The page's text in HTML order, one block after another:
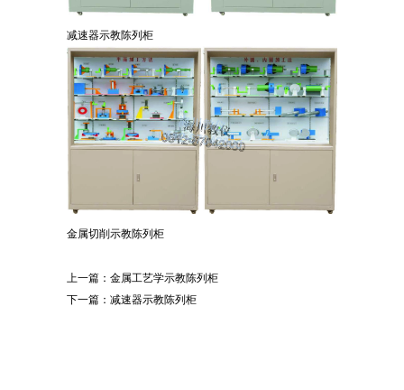
减速器示教陈列柜
金属切削示教陈列柜
上一篇： 金属工艺学示教陈列柜
下一篇： 减速器示教陈列柜